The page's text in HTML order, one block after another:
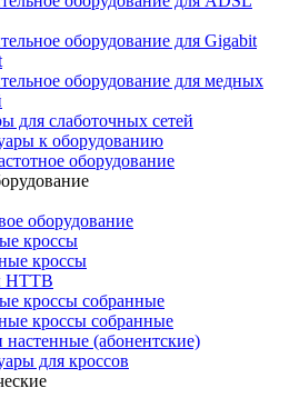
оборудование для Gigabit
оборудование для медных
для слаботочных сетей
к оборудованию
оборудование
оборудование
кроссы
кроссы
HTTB
кроссы собранные
кроссы собранные
настенные (абонентские)
для кроссов